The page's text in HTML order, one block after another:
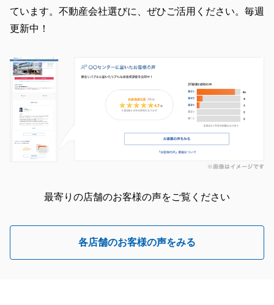
ています。不動産会社選びに、ぜひご活用ください。毎週
更新中！
最寄りの店舗のお客様の声をご覧ください
各店舗のお客様の声をみる